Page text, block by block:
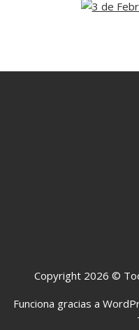
Copyright 2026 ©
Funciona gracias a